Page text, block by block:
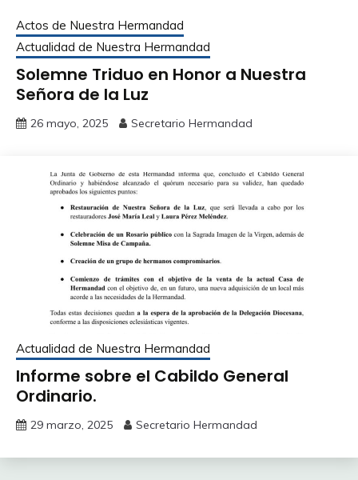
Actos de Nuestra Hermandad
Actualidad de Nuestra Hermandad
Solemne Triduo en Honor a Nuestra
Señora de la Luz
26 mayo, 2025 Secretario Hermandad
Actualidad de Nuestra Hermandad
Informe sobre el Cabildo General
Ordinario.
29 marzo, 2025 Secretario Hermandad